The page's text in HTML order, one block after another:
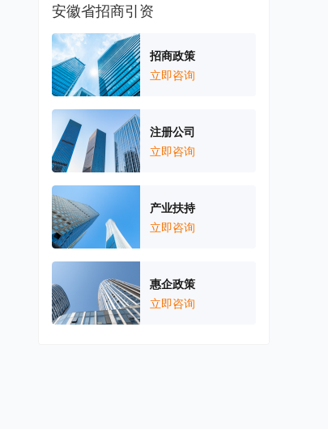
安徽省招商引资
招商政策
立即咨询
注册公司
立即咨询
产业扶持
立即咨询
惠企政策
立即咨询